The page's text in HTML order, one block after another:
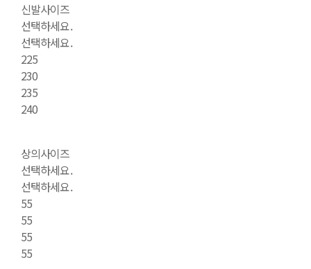
신발사이즈
선택하세요.
선택하세요.
225
230
235
240
상의사이즈
선택하세요.
선택하세요.
55
55
55
55